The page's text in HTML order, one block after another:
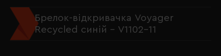
Брелок-відкривачка Voyager
Recycled синій - V1102-11